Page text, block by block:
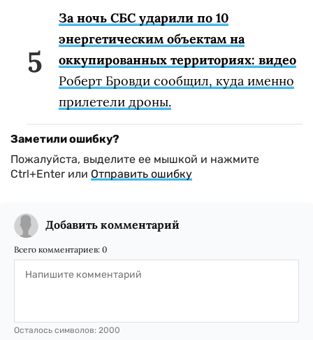
За ночь СБС ударили по 10
энергетическим объектам на
оккупированных территориях: видео
Роберт Бровди сообщил, куда именно
прилетели дроны.
Заметили ошибку?
Пожалуйста, выделите ее мышкой и нажмите
Ctrl+Enter или Отправить ошибку
Добавить комментарий
Всего комментариев: 0
Осталось символов: 2000